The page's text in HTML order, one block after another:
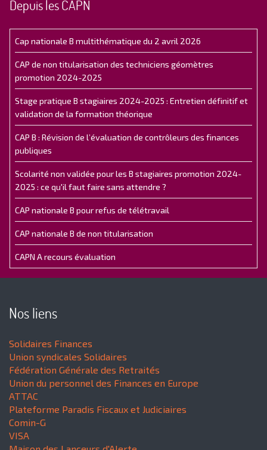
Depuis les CAPN
Cap nationale B multithématique du 2 avril 2026
CAP de non titularisation des techniciens géomètres
promotion 2024-2025
Stage pratique B stagiaires 2024-2025 : Entretien définitif et
validation de la formation théorique
CAP B : Révision de l’évaluation de contrôleurs des finances
publiques
Scolarité non validée pour les B stagiaires promotion 2024-
2025 : ce qu'il faut faire sans attendre ?
CAP nationale B pour refus de télétravail
CAP nationale B de non titularisation
CAPN A recours évaluation
Nos liens
Solidaires Finances
Union syndicales Solidaires
Fédération Générale des Retraités
Union du personnel des Finances en Europe
ATTAC
Plateforme Paradis Fiscaux et Judiciaires
Comin-G
VISA